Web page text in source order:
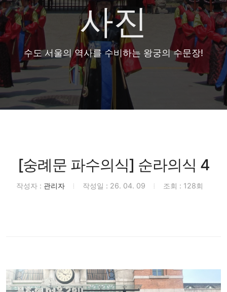
사진
수도 서울의 역사를 수비하는 왕궁의 수문장!
[숭례문 파수의식] 순라의식 4
작성자 : 관리자 작성일 : 26. 04. 09 조회 : 128회